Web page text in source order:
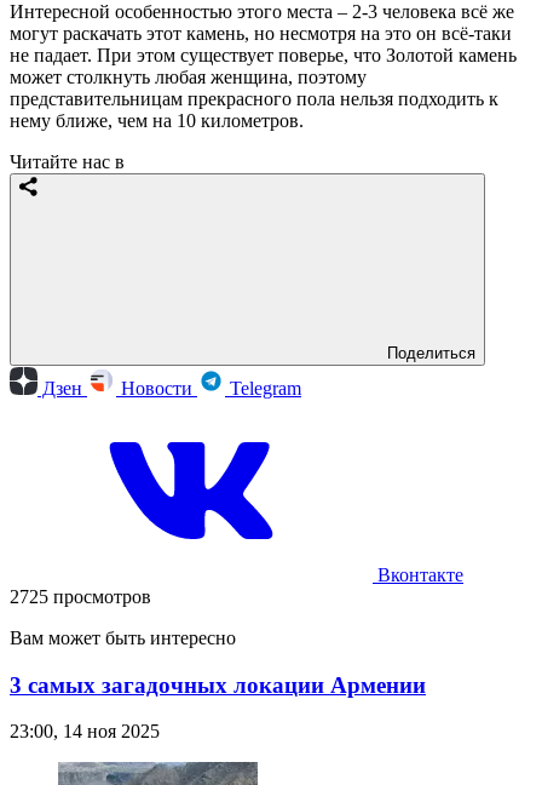
Интересной особенностью этого места – 2-3 человека всё же
могут раскачать этот камень, но несмотря на это он всё-таки
не падает. При этом существует поверье, что Золотой камень
может столкнуть любая женщина, поэтому
представительницам прекрасного пола нельзя подходить к
нему ближе, чем на 10 километров.
Читайте нас в
Поделиться
Дзен Новости Telegram
Вконтакте
2725 просмотров
Вам может быть интересно
3 самых загадочных локации Армении
23:00, 14 ноя 2025